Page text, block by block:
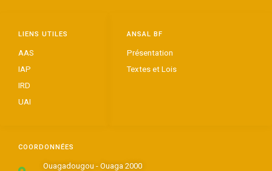
COORDONNÉES
Ouagadougou - Ouaga 2000
ANSAL BF
Présentation
Textes et Lois
LIENS UTILES
AAS
IAP
IRD
UAI